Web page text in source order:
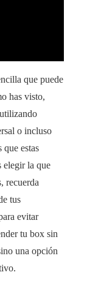
que puede
has visto,
o incluso
estas
elegir la que
recuerda
tus
evitar
tu box sin
una opción